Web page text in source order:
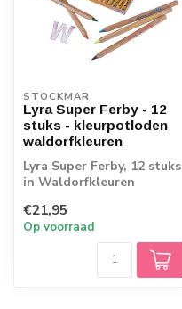
STOCKMAR
Lyra Super Ferby - 12
stuks - kleurpotloden
waldorfkleuren
Lyra Super Ferby, 12 stuks
in Waldorfkleuren
€21,95
Op voorraad